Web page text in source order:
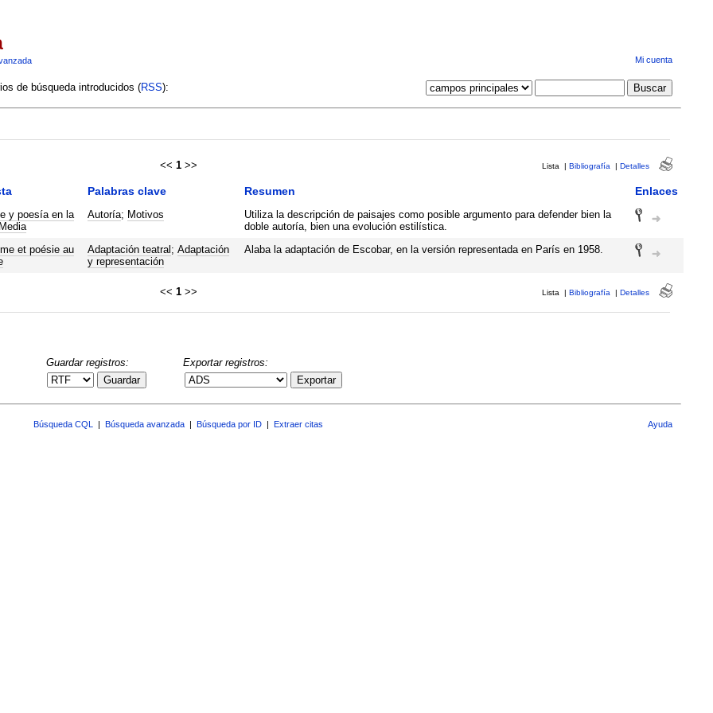
Mi cuenta
de búsqueda introducidos (RSS):
<< 1 >> Lista | Bibliografía | Detalles
Palabras clave Resumen Enlaces
y poesía en la
Autoría; Motivos
Utiliza la descripción de paisajes como posible argumento para defender bien la
doble autoría, bien una evolución estilística.
et poésie au
Adaptación teatral ; Adaptación
y representación
Alaba la adaptación de Escobar, en la versión representada en París en 1958.
<< 1 >> Lista | Bibliografía | Detalles
Guardar registros:
Guardar
Exportar registros:
Exportar
Búsqueda CQL Búsqueda avanzada Búsqueda por ID Extraer citas Ayuda